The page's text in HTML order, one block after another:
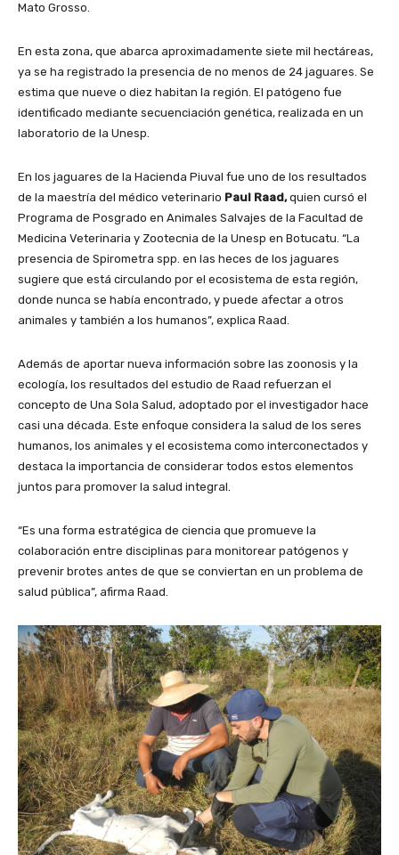
Mato Grosso.
En esta zona, que abarca aproximadamente siete mil hectáreas,
ya se ha registrado la presencia de no menos de 24 jaguares. Se
estima que nueve o diez habitan la región. El patógeno fue
identificado mediante secuenciación genética, realizada en un
laboratorio de la Unesp.
En los jaguares de la Hacienda Piuval fue uno de los resultados
de la maestría del médico veterinario Paul Raad,quien cursó el
Programa de Posgrado en Animales Salvajes de la Facultad de
Medicina Veterinaria y Zootecnia de la Unesp en Botucatu. “La
presencia de Spirometra spp. en las heces de los jaguares
sugiere que está circulando por el ecosistema de esta región,
donde nunca se había encontrado, y puede afectar a otros
animales y también a los humanos”, explica Raad.
Además de aportar nueva información sobre las zoonosis y la
ecología, los resultados del estudio de Raad refuerzan el
concepto de Una Sola Salud, adoptado por el investigador hace
casi una década. Este enfoque considera la salud de los seres
humanos, los animales y el ecosistema como interconectados y
destaca la importancia de considerar todos estos elementos
juntos para promover la salud integral.
“Es una forma estratégica de ciencia que promueve la
colaboración entre disciplinas para monitorear patógenos y
prevenir brotes antes de que se conviertan en un problema de
salud pública”, afirma Raad.